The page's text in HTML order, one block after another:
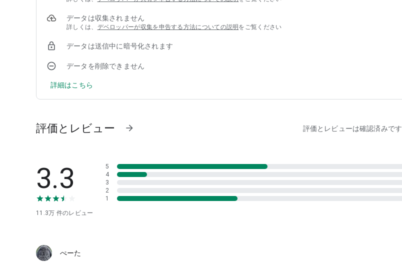
【季節の健康対策情報】
・花粉情報（スギ・ヒノキ）：今日の花粉情報と週間花粉情報、飛散予測マップも確認可能
・熱中症情報：地域ごとに熱中症警戒度を確認
・季節情報：桜開花情報・梅雨入り・梅雨明け・台風情報・紅葉見ごろ情報・スキー積雪情報
【通知・ウィジェット機能】
【読み物・天気図】
・天気概況：設定した地点の気象庁概況を掲載
・天気図・気象衛星：実況天気図・24/48/72時間予想天気図、気象衛星と雨雲レーダーを重ね合わせた画像を確認
【レジャー天気】
・世界の天気予報・実況天気・指数情報・レジャー天気など豊富な情報もメニューから確認可能
tenki.jpの10のオススメポイント
==========================
データは収集されません
詳しくは、 デベロッパーが収集を申告する方法についての説明 をご覧ください
データは送信中に暗号化されます
データを削除できません
詳細はこちら
評価とレビュー arrow_forward 評価とレビューは確認済みです
3.3
11.3万 件のレビュー
5
4
3
2
1
ぺーた